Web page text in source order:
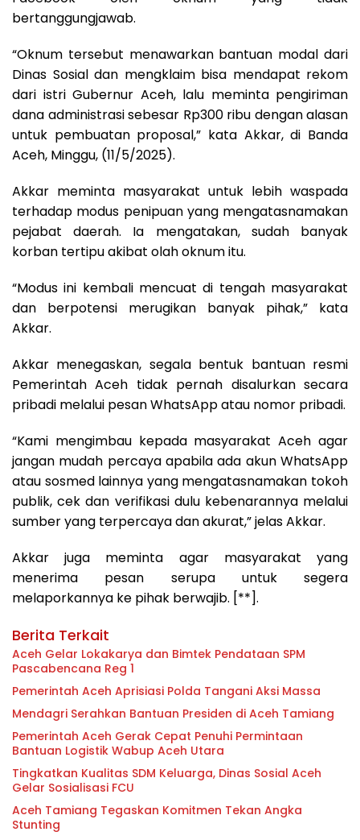
bertanggungjawab.
“Oknum tersebut menawarkan bantuan modal dari
Dinas Sosial dan mengklaim bisa mendapat rekom
dari istri Gubernur Aceh, lalu meminta pengiriman
dana administrasi sebesar Rp300 ribu dengan alasan
untuk pembuatan proposal,” kata Akkar, di Banda
Aceh, Minggu, (11/5/2025).
Akkar meminta masyarakat untuk lebih waspada
terhadap modus penipuan yang mengatasnamakan
pejabat daerah. Ia mengatakan, sudah banyak
korban tertipu akibat olah oknum itu.
“Modus ini kembali mencuat di tengah masyarakat
dan berpotensi merugikan banyak pihak,” kata
Akkar.
Akkar menegaskan, segala bentuk bantuan resmi
Pemerintah Aceh tidak pernah disalurkan secara
pribadi melalui pesan WhatsApp atau nomor pribadi.
“Kami mengimbau kepada masyarakat Aceh agar
jangan mudah percaya apabila ada akun WhatsApp
atau sosmed lainnya yang mengatasnamakan tokoh
publik, cek dan verifikasi dulu kebenarannya melalui
sumber yang terpercaya dan akurat,” jelas Akkar.
Akkar juga meminta agar masyarakat yang
menerima pesan serupa untuk segera
melaporkannya ke pihak berwajib. [**].
Berita Terkait
Aceh Gelar Lokakarya dan Bimtek Pendataan SPM
Pascabencana Reg 1
Pemerintah Aceh Aprisiasi Polda Tangani Aksi Massa
Mendagri Serahkan Bantuan Presiden di Aceh Tamiang
Pemerintah Aceh Gerak Cepat Penuhi Permintaan
Bantuan Logistik Wabup Aceh Utara
Tingkatkan Kualitas SDM Keluarga, Dinas Sosial Aceh
Gelar Sosialisasi FCU
Aceh Tamiang Tegaskan Komitmen Tekan Angka
Stunting